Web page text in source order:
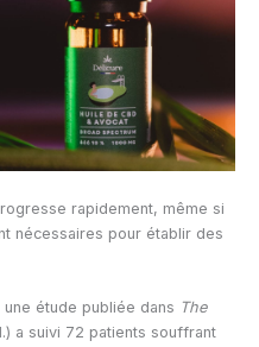
rapidement, même si
nécessaires pour établir des
une étude publiée dans The
a suivi 72 patients souffrant